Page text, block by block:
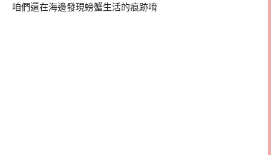
咱們還在海邊發現螃蟹生活的痕跡唷